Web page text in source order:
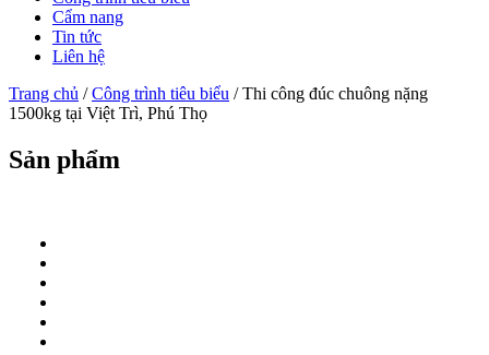
Cẩm nang
Tin tức
Liên hệ
Trang chủ /Công trình tiêu biểu / Thi công đúc chuông nặng
1500kg tại Việt Trì, Phú Thọ
Sản phẩm